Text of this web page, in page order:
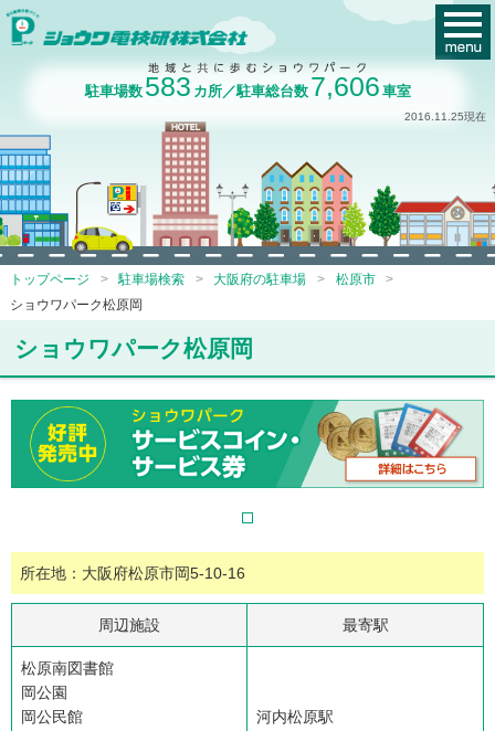
駐車場数 583 カ所／駐車総台数 7,606 車室
2016.11.25現在
トップページ 駐車場検索 大阪府の駐車場
松原市
ショウワパーク松原岡
ショウワパーク松原岡
所在地：大阪府松原市岡5-10-16
周辺施設 最寄駅
松原南図書館
岡公園
岡公民館
河内松原駅